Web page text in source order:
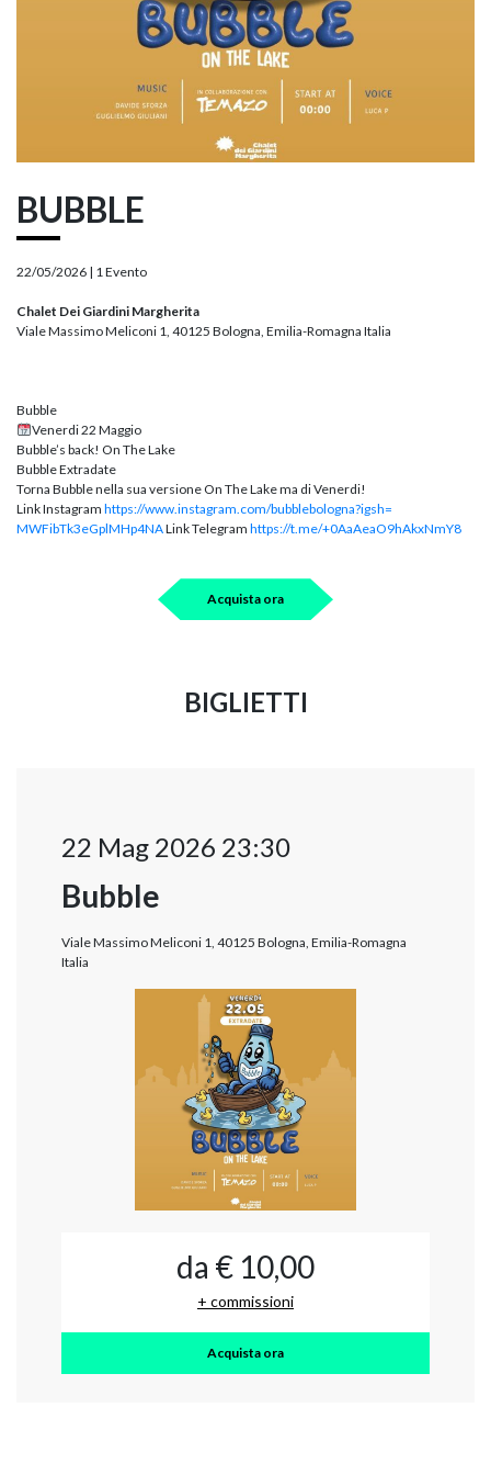
BUBBLE
22/05/2026 | 1 Evento
Chalet Dei Giardini Margherita
Viale Massimo Meliconi 1, 40125 Bologna, Emilia-Romagna Italia
Bubble
Venerdi 22 Maggio
Bubble’s back! On The Lake
Bubble Extradate
Torna Bubble nella sua versione On The Lake ma di Venerdi!
Link Instagram https://www.instagram.com/bubblebologna?igsh=
MWFibTk3eGplMHp4NALink Telegram https://t.me/+0AaAeaO9hAkxNmY8
Acquista ora
BIGLIETTI
22 Mag 2026 23:30
Bubble
Viale Massimo Meliconi 1, 40125 Bologna, Emilia-Romagna
Italia
da € 10,00
+ commissioni
Acquista ora